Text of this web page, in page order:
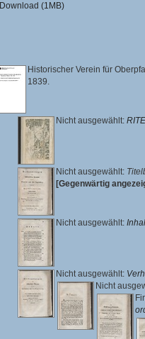
Download (1MB)
Historischer Verein für
1839.
Nicht ausgewählt:
Nicht ausgewählt:
[Gegenwärtig
Nicht ausgewählt:
Nicht ausgewählt:
Nicht